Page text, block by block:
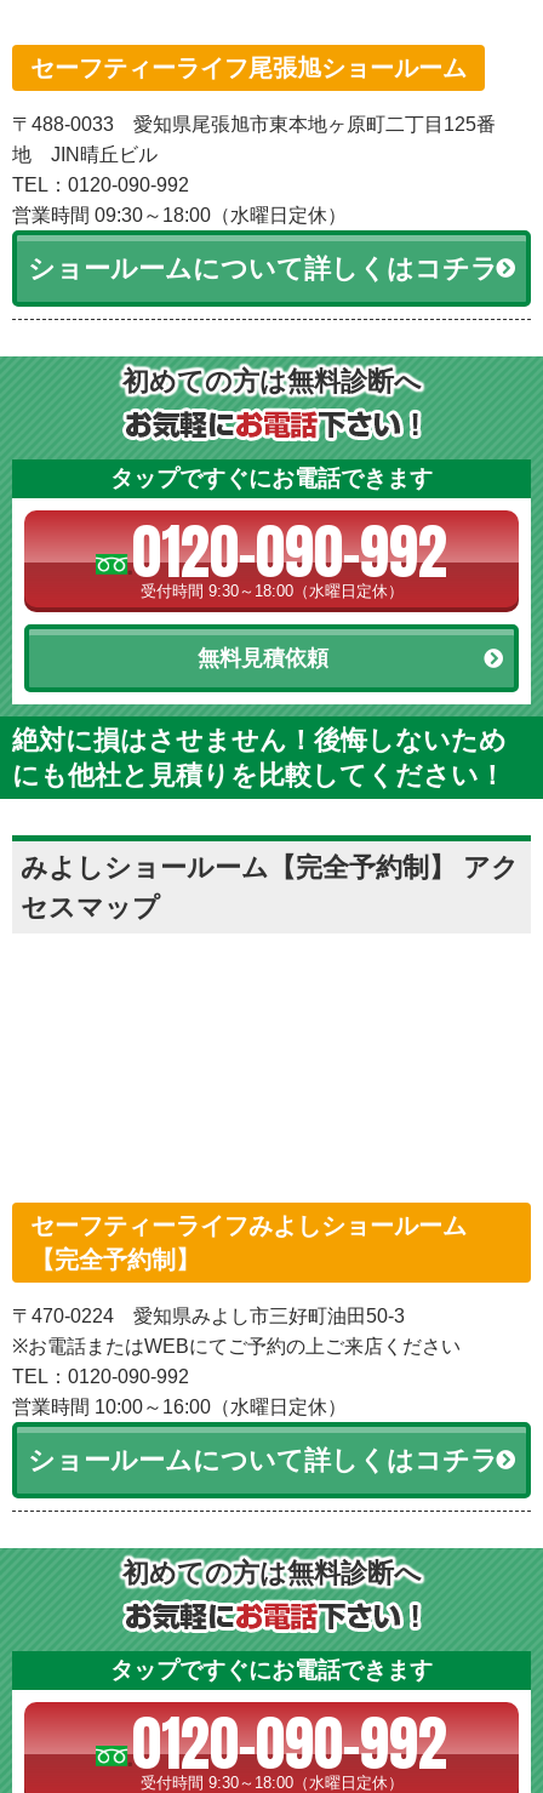
セーフティーライフ尾張旭ショールーム
〒488-0033 愛知県尾張旭市東本地ヶ原町二丁目125番
地 JIN晴丘ビル
TEL：0120-090-992
営業時間 09:30～18:00（水曜日定休）
ショールームについて詳しくはコチラ
初めての方は無料診断へ
タップですぐにお電話できます
0120-090-992
受付時間 9:30～18:00（水曜日定休）
無料見積依頼
絶対に損はさせません！後悔しないため
にも他社と見積りを比較してください！
みよしショールーム【完全予約制】 アク
セスマップ
セーフティーライフみよしショールーム
【完全予約制】
〒470-0224 愛知県みよし市三好町油田50-3
※お電話またはWEBにてご予約の上ご来店ください
TEL：0120-090-992
営業時間 10:00～16:00（水曜日定休）
ショールームについて詳しくはコチラ
初めての方は無料診断へ
タップですぐにお電話できます
0120-090-992
受付時間 9:30～18:00（水曜日定休）